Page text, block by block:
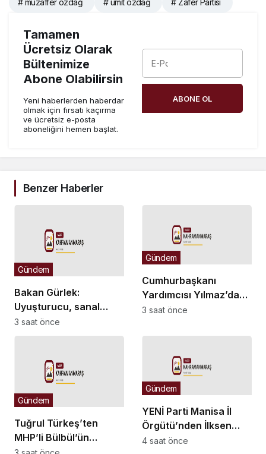
# muzaffer özdağ # ümit özdağ # Zafer Partisi
Tamamen
Ücretsiz Olarak
Bültenimize
Abone Olabilirsin
Yeni haberlerden haberdar
olmak için fırsatı kaçırma
ve ücretsiz e-posta
aboneliğini hemen başlat.
ABONE OL
Benzer Haberler
Bakan Gürlek:
Uyuşturucu, sanal
bahis ve sokak
çeteleriyle
boyuta geçeceğiz
Gündem
3 saat önce
Cumhurbaşkanı
Yardımcısı Yılmaz’dan
Demirtaş açıklaması:
olmaz, kararı yargı
Gündem
3 saat önce
Tuğrul Türkeş’ten
MHP’li Bülbül’ün
Gündem
YENİ Parti Manisa İl
Örgütü’nden İlksen
Özalper’in
Gündem
4 saat önce